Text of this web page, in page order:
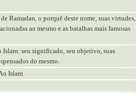
Ramadan, o porquê deste nome, suas virtudes,
ao mesmo e as batalhas mais famosas
seu significado, seu objetivo, suas
do mesmo.
Islam